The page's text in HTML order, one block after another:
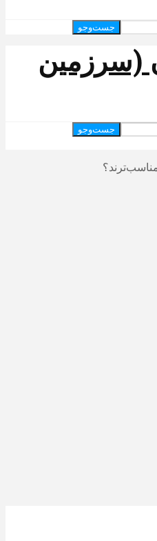
جست‌وجو
جست‌وجو